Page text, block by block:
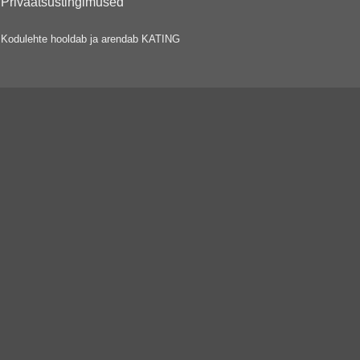
Kodulehte hooldab ja arendab KATING